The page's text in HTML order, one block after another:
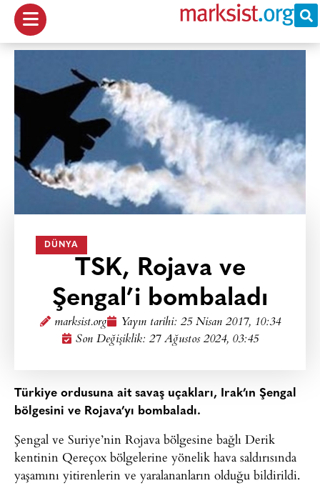
DÜNYA
TSK, Rojava ve
Şengal’i bombaladı
marksist.org Yayın tarihi: 25 Nisan 2017, 10:34
Son Değişiklik: 27 Ağustos 2024, 03:45
Türkiye ordusuna ait savaş uçakları, Irak’ın Şengal
bölgesini ve Rojava’yı bombaladı.
Şengal ve Suriye’nin Rojava bölgesine bağlı Derik
kentinin Qereçox bölgelerine yönelik hava saldırısında
yaşamını yitirenlerin ve yaralananların olduğu bildirildi.